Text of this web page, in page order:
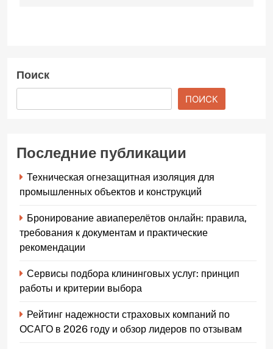
Поиск
ПОИСК
Последние публикации
Техническая огнезащитная изоляция для
промышленных объектов и конструкций
Бронирование авиаперелётов онлайн: правила,
требования к документам и практические
рекомендации
Сервисы подбора клининговых услуг: принцип
работы и критерии выбора
Рейтинг надежности страховых компаний по
ОСАГО в 2026 году и обзор лидеров по отзывам